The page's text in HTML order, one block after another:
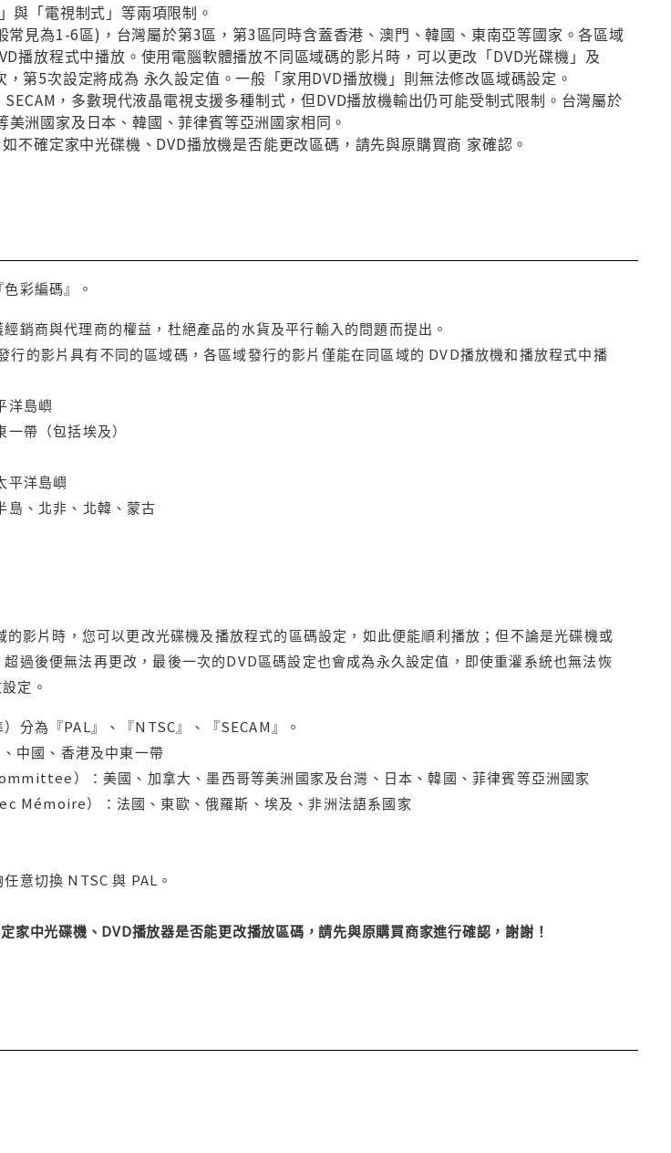
與「電視制式」等兩項限制。
常見為1-6區)，台灣屬於第3區，第3區同時含蓋香港、澳門、韓國、東南亞等國家。各區域
播放程式中播放。使用電腦軟體播放不同區域碼的影片時，可以更改「DVD光碟機」及
，第5次設定將成為 永久設定值。一般「家用DVD播放機」則無法修改區域碼設定。
，多數現代液晶電視支援多種制式，但DVD播放機輸出仍可能受制式限制。台灣屬於
美洲國家及日本、韓國、菲律賓等亞洲國家相同。
不確定家中光碟機、DVD播放機是否能更改區碼，請先與原購買商 家確認。
彩編碼』。
銷商與代理商的權益，杜絕產品的水貨及平行輸入的問題而提出。
行的影片具有不同的區域碼，各區域發行的影片僅能在同區域的 DVD播放機和播放程式中播
洋島嶼
帶（包括埃及）
平洋島嶼
島、北非、北韓、蒙古
影片時，您可以更改光碟機及播放程式的區碼設定，如此便能順利播放；但不論是光碟機或
過後便無法再更改，最後一次的DVD區碼設定也會成為永久設定值，即使重灌系統也無法恢
定。
分為『PAL』、『NTSC』、『SECAM』。
中國、香港及中東一帶
）：美國、加拿大、墨西哥等美洲國家及台灣、日本、韓國、菲律賓等亞洲國家
Mémoire）：法國、東歐、俄羅斯、埃及、非洲法語系國家
意切換 NTSC 與 PAL。
家中光碟機、DVD播放器是否能更改播放區碼，請先與原購買商家進行確認，謝謝！